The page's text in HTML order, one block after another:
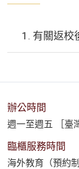
1. 有關返校
辦公時間
週一至週五 ［臺
臨櫃服務時間
海外教育（預約制